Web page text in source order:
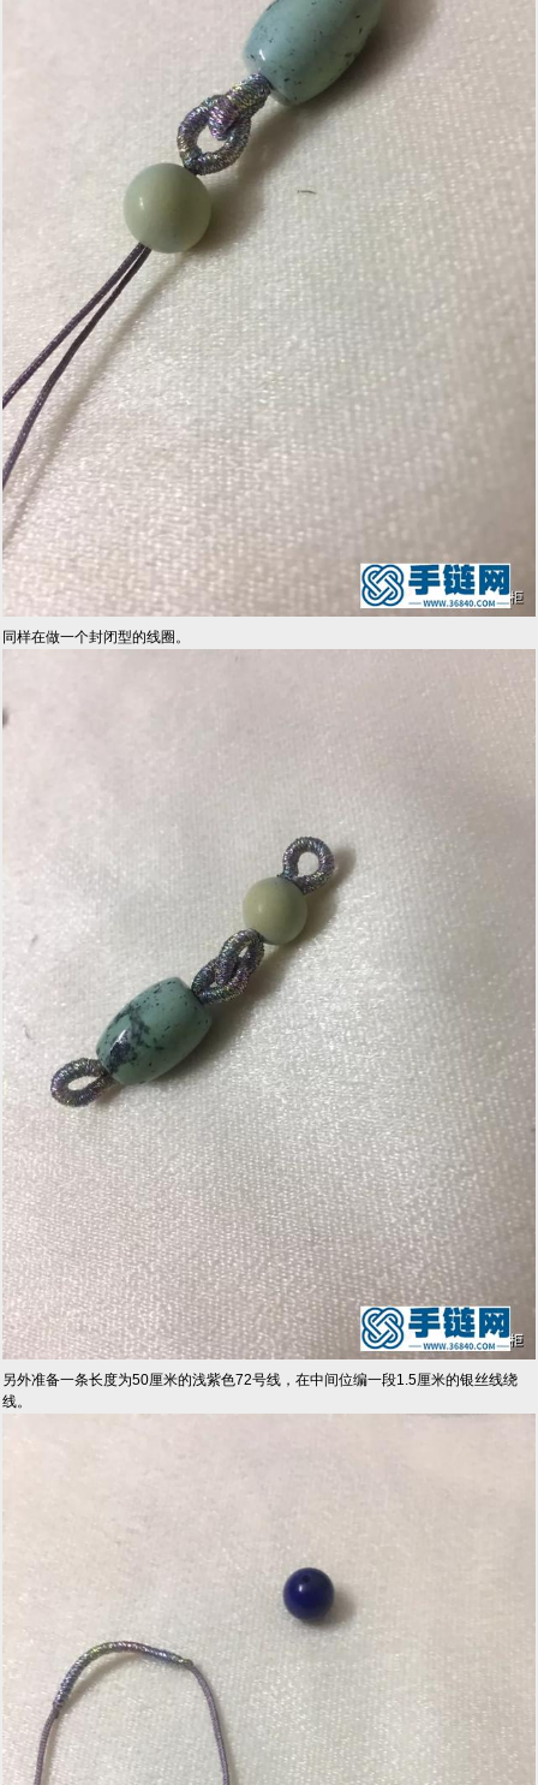
同样在做一个封闭型的线圈。
另外准备一条长度为50厘米的浅紫色72号线，在中间位编一段1.5厘米的银丝线绕
线。